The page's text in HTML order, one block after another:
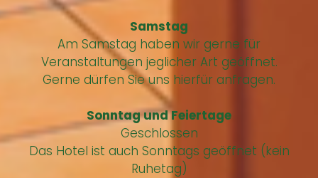
Samstag
Am Samstag haben wir gerne für
Veranstaltungen jeglicher Art geöffnet.
Gerne dürfen Sie uns hierfür anfragen.
Sonntag und Feiertage
Geschlossen
Das Hotel ist auch Sonntags geöffnet (kein
Ruhetag)